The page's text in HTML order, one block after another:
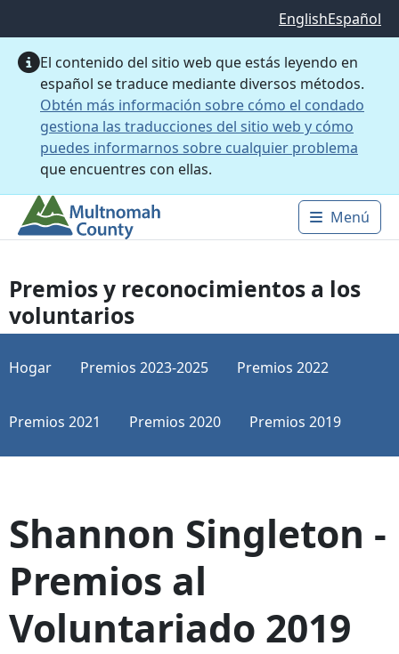
EnglishEspañol
El contenido del sitio web que estás leyendo en
español se traduce mediante diversos métodos.
Obtén más información sobre cómo el condado
gestiona las traducciones del sitio web y cómo
puedes informarnos sobre cualquier problema
que encuentres con ellas.
Main
Menú
Premios y reconocimientos a los
voluntarios
Hogar Premios 2023-2025 Premios 2022
Premios 2021 Premios 2020 Premios 2019
Shannon Singleton -
Premios al
Voluntariado 2019